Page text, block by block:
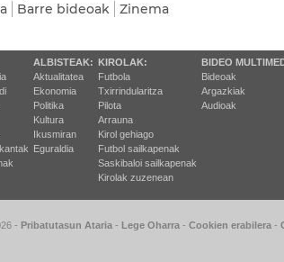
Barre bideoak Zinema
ALBISTEAK:
Aktualitatea
Ekonomia
Politika
Kultura
Ikusmiran
Eguraldia
KIROLAK:
Futbola
Txirrindularitza
Pilota
Arrauna
Kirol gehiago
Futbol sailkapenak
Saskibaloi sailkapenak
Kirolak zuzenean
BIDEO
Bideoak
Argazkiak
Audioak
- Pribatutasun Ataria - Lege Oharra - Cookien erabilera -